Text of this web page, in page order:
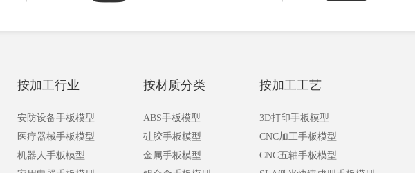
按加工行业
安防设备手板模型
医疗器械手板模型
机器人手板模型
按材质分类
ABS手板模型
硅胶手板模型
金属手板模型
按加工工艺
3D打印手板模型
CNC加工手板模型
CNC五轴手板模型